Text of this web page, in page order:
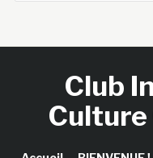
Club
Culture